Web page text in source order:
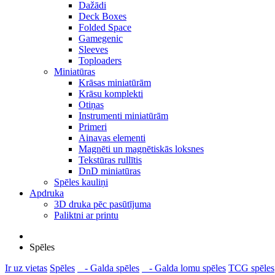
Dažādi
Deck Boxes
Folded Space
Gamegenic
Sleeves
Toploaders
Miniatūras
Krāsas miniatūrām
Krāsu komplekti
Otiņas
Instrumenti miniatūrām
Primeri
Ainavas elementi
Magnēti un magnētiskās loksnes
Tekstūras rullītis
DnD miniatūras
Spēles kauliņi
Apdruka
3D druka pēc pasūtījuma
Paliktni ar printu
Spēles
Ir uz vietas Spēles - Galda spēles - Galda lomu spēles TCG spēles